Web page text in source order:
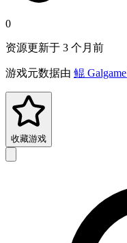
0
资源更新于 3 个月前
游戏元数据由 鲲 Galgame
收藏游戏